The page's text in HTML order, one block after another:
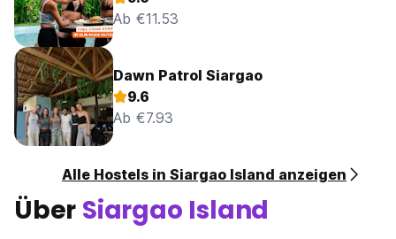
Ab €11.53
Dawn Patrol Siargao
9.6
Ab €7.93
Alle Hostels in Siargao Island anzeigen
Über Siargao Island